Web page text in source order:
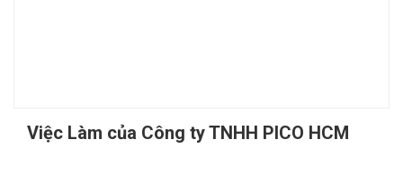
Việc Làm của Công ty TNHH PICO HCM